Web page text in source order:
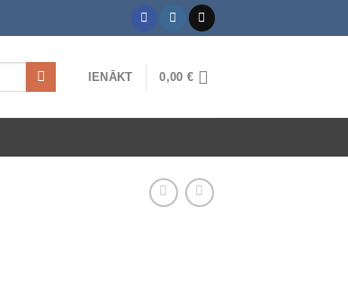
IENĀKT 0,00 €